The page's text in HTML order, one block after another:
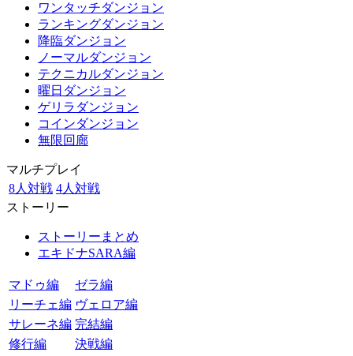
ワンタッチダンジョン
ランキングダンジョン
降臨ダンジョン
ノーマルダンジョン
テクニカルダンジョン
曜日ダンジョン
ゲリラダンジョン
コインダンジョン
無限回廊
マルチプレイ
8人対戦 4人対戦
ストーリー
ストーリーまとめ
エキドナSARA編
マドゥ編
ゼラ編
リーチェ編 ヴェロア編
サレーネ編 完結編
修行編
決戦編